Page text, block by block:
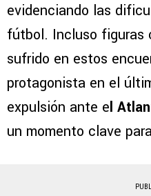
evidenciando las
fútbol. Incluso figuras
sufrido en estos
protagonista en el
expulsión ante el
un momento clave